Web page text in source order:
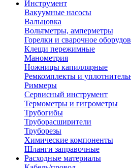
Инструмент
Вакуумные насосы
Вальцовка
Вольтметры, амперметры
Горелки и сварочное
Клещи пережимные
Манометрия
Ножницы капиллярные
Ремкомплекты и
Риммеры
Сервисный инструмент
Термометры и гигрометры
Трубогибы
Труборасширители
Труборезы
Химические компоненты
Шланги заправочные
Расходные материалы